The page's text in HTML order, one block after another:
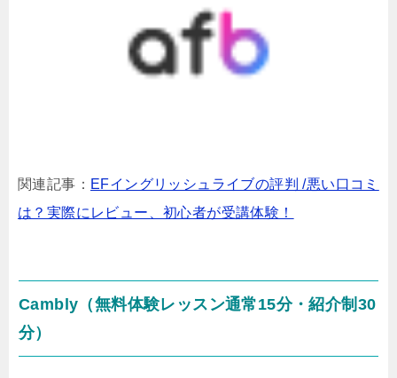
関連記事： EFイングリッシュライブの評判 /悪い口コミ
は？実際にレビュー、初心者が受講体験！
Cambly（無料体験レッスン通常15分・紹介制30
分）